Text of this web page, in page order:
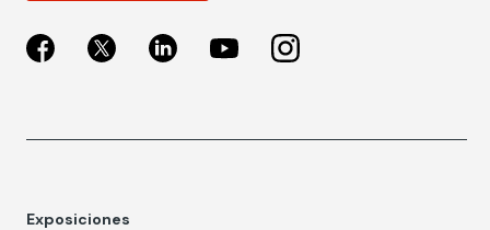
Exposiciones